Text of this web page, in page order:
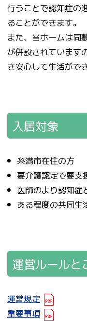
行うことで認知症の
ることができます。
また、当ホームは同
が併設されています
き安心して生活がで
入居対象
糸満市在住の方
要介護認定で要支
医師のより認知症
ある程度の共同生
運営ルールと
運営規定
重要事項